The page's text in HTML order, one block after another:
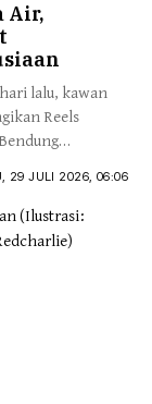
Air,
lalu, kawan
Reels
29 JULI 2026, 06:06